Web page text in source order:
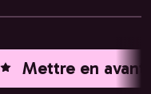
Mettre en avant